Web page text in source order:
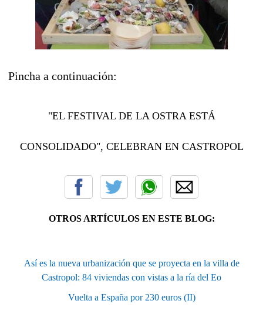
Pincha a continuación:
"EL FESTIVAL DE LA OSTRA ESTÁ
CONSOLIDADO", CELEBRAN EN CASTROPOL
OTROS ARTÍCULOS EN ESTE BLOG:
Así es la nueva urbanización que se proyecta en la villa de
Castropol: 84 viviendas con vistas a la ría del Eo
Vuelta a España por 230 euros (II)